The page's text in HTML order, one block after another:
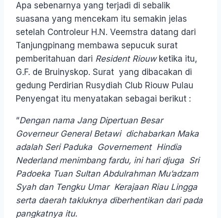
Apa sebenarnya yang terjadi di sebalik
suasana yang mencekam itu semakin jelas
setelah Controleur H.N. Veemstra datang dari
Tanjungpinang membawa sepucuk surat
pemberitahuan dari Resident Riouw ketika itu,
G.F. de Bruinyskop. Surat yang dibacakan di
gedung Perdirian Rusydiah Club Riouw Pulau
Penyengat itu menyatakan sebagai berikut :
“Dengan nama Jang Dipertuan Besar
Governeur General Betawi dichabarkan Maka
adalah Seri Paduka Governement Hindia
Nederland menimbang fardu, ini hari djuga Sri
Padoeka Tuan Sultan Abdulrahman Mu’adzam
Syah dan Tengku Umar Kerajaan Riau Lingga
serta daerah takluknya diberhentikan dari pada
pangkatnya itu.